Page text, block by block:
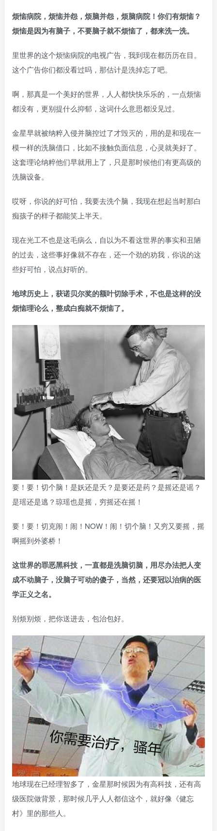
烦恼病院，烦恼并怨，烦脑并怨，烦脑病院！你们有烦恼？
烦恼是因为有脑子，不要脑子就不烦恼了，都来洗一洗。
里世界的这个烦恼病院的电视广告，我到现在都历历在目。
这个广告你们都没看过吗，那估计是洗掉忘了吧。
啊，那真是一个美好的世界，人人都快快乐乐的，一点烦恼
都没有，更别提什么抑郁，这词什么意思都没见过。
金星早就被纳粹入侵并脑控过了才毁灭的，用的是和现在一
模一样的洗脑借口，比如不接触负面信息，心灵就美好了。
这套理论纳粹他们早就用上了，只是那时候他们有更高级的
洗脑设备。
哎呀，你说的好可怕，我要去洗个脑，我现在想起当时那白
痴孩子的样子都能笑上半天。
现在光工不也是这毛病么，自以为不看这世界的事实和丑陋
的过去，这些事好像就不存在，还一个劲的劝我，你说的这
些好可怕，说点好听的。
地球历史上，获诺贝尔奖的额叶切除手术，不也是这样的没
烦恼理论么，整成白痴就不烦恼了。
要！要！切个脑！是妖还是夭？是要还是药？是摇还是谣？
是瑶还是逃？琼瑶也是摇，穷摇还在摇！
要！要！切克闹！闹！NOW！闹！切个脑！又穷又要摇，摇
啊摇到外婆桥！
这世界的罪恶黑科技，一直都是洗脑切脑，用尽办法把人变
成不动脑子，没脑子可动的傻子，当然，还要冠以治病的医
学正义之名。
别烦别烦，把你送进去，包治包好。
地球现在已经理智多了，金星那时候因为有高科技，还有高
级医院做背景，那时候几乎人人都信这个，就好像《健忘
村》里的那些人。